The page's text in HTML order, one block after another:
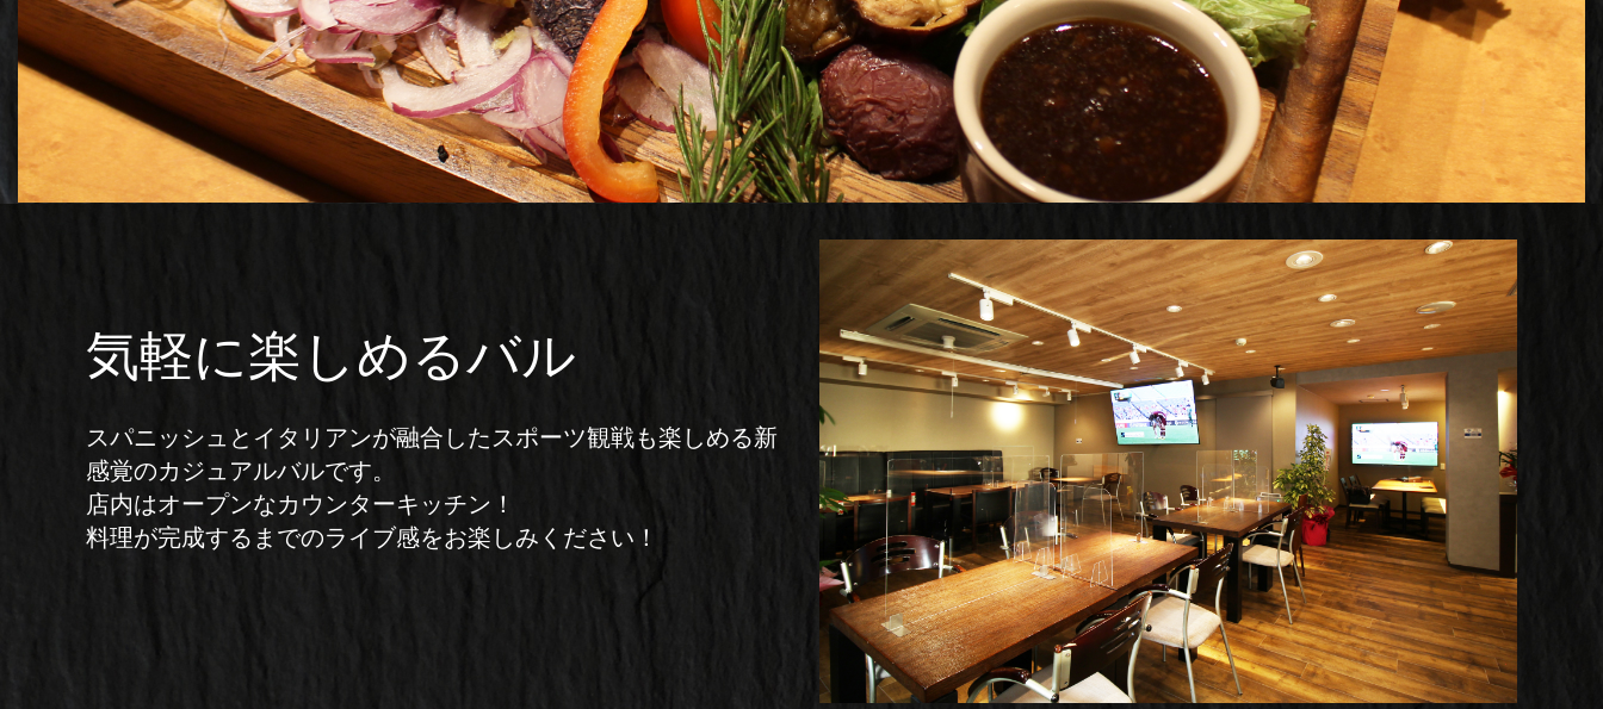
気軽に楽しめるバル
スパニッシュとイタリアンが融合したスポーツ観戦も楽しめる新
感覚のカジュアルバルです。
店内はオープンなカウンターキッチン！
料理が完成するまでのライブ感をお楽しみください！